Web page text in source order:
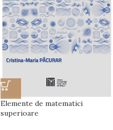
Elemente de matematici
superioare